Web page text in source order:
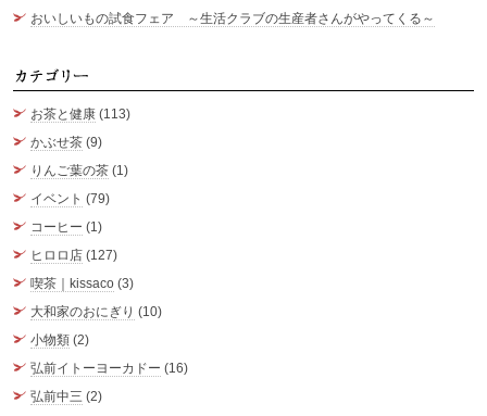
おいしいもの試食フェア ～生活クラブの生産者さんがやってくる～
お茶と健康 (113)
かぶせ茶 (9)
りんご葉の茶 (1)
イベント (79)
コーヒー (1)
ヒロロ店 (127)
喫茶｜kissaco (3)
大和家のおにぎり (10)
小物類 (2)
弘前イトーヨーカドー (16)
弘前中三 (2)